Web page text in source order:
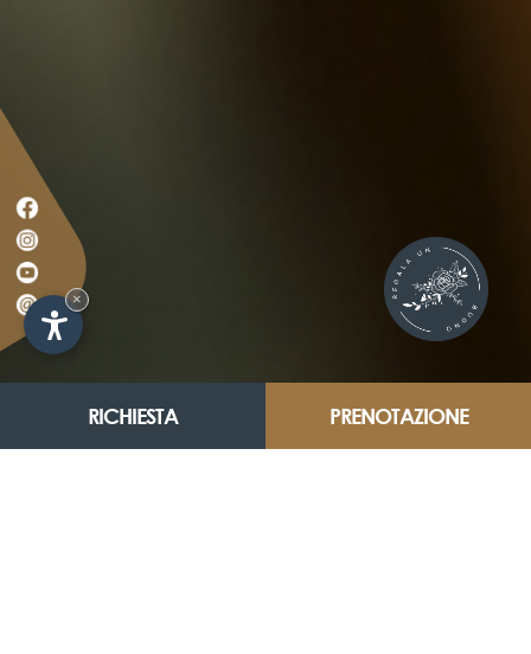
RICHIESTA PRENOTAZIONE
×